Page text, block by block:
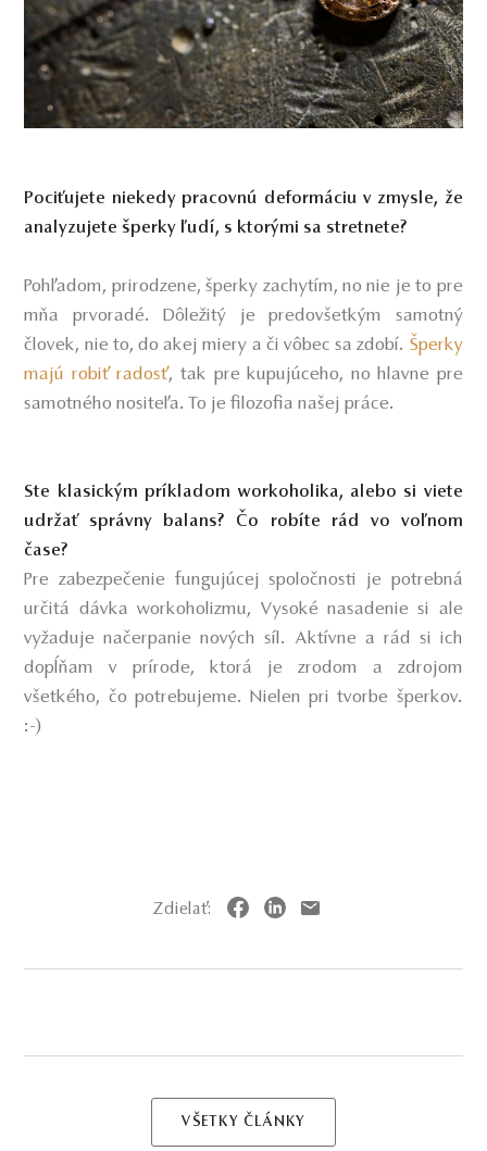
Pociťujete niekedy pracovnú deformáciu v zmysle, že
analyzujete šperky ľudí, s ktorými sa stretnete?
Pohľadom, prirodzene, šperky zachytím, no nie je to pre
mňa prvoradé. Dôležitý je predovšetkým samotný
človek, nie to, do akej miery a či vôbec sa zdobí. Šperky
majú robiť radosť, tak pre kupujúceho, no hlavne pre
samotného nositeľa. To je filozofia našej práce.
Ste klasickým príkladom workoholika, alebo si viete
udržať správny balans? Čo robíte rád vo voľnom
čase?
Pre zabezpečenie fungujúcej spoločnosti je potrebná
určitá dávka workoholizmu, Vysoké nasadenie si ale
vyžaduje načerpanie nových síl. Aktívne a rád si ich
dopĺňam v prírode, ktorá je zrodom a zdrojom
všetkého, čo potrebujeme. Nielen pri tvorbe šperkov.
:-)
Zdielať:
VŠETKY ČLÁNKY